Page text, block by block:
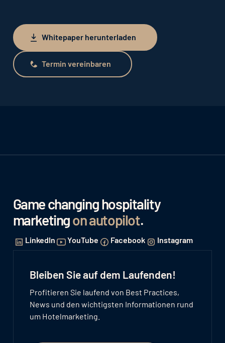
Whitepaper herunterladen
Whitepaper herunterladen
Termin vereinbaren
Termin vereinbaren
Game changing hospitality
marketingon autopilot.
LinkedIn YouTube Facebook Instagram
Bleiben Sie auf dem Laufenden!
Profitieren Sie laufend von Best Practices,
News und den wichtigsten Informationen rund
um Hotelmarketing.